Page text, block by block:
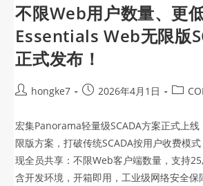
不限Web用户数量、更
Essentials Web无限版
正式发布！
hongke7 2026年4月1日
宏集Panorama轻量级SCADA方案正式上
限版方案，打破传统SCADA按用户收费模
现全员共享：不限Web客户端数量，支持
含开发环境，开箱即用，工业级网络安全